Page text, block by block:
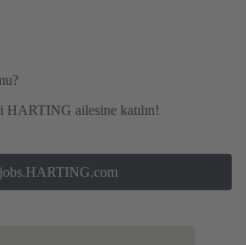
HARTING ailesine katılın!
jobs.HARTING.com